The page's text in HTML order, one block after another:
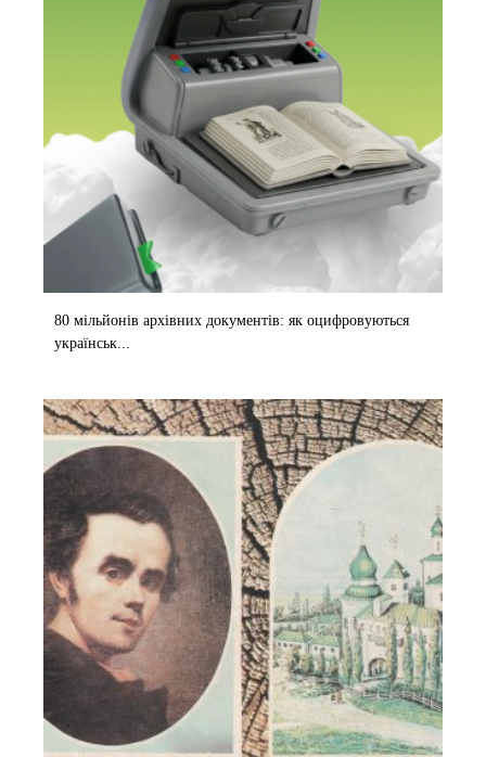
80 мільйонів архівних документів: як оцифровуються
українськ...